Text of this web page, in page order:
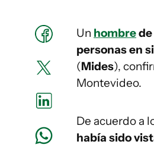
Un hombre
personas en
(Mides),
Montevideo.
De acuerdo a
había sido